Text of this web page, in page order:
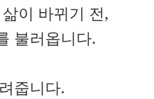
이 바뀌기 전,
불러옵니다.
줍니다.